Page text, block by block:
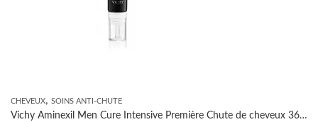
CHEVEUX, SOINS ANTI-CHUTE
Vichy Aminexil Men Cure Intensive Première Chute de cheveux 36ml